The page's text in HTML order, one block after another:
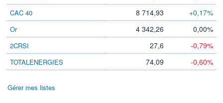
CAC 40 8 714,93 +0,17%
Or 4 342,26 0,00%
2CRSI 27,6 -0,79%
TOTALENERGIES 74,09 -0,60%
Gérer mes listes